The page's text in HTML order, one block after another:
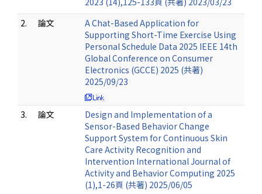
2.
論文
A Chat-Based Application for
Supporting Short-Time Exercise Using
Personal Schedule Data 2025 IEEE 14th
Global Conference on Consumer
Electronics (GCCE) 2025 (共著)
2025/09/23
3. 論文
Design and Implementation of a
Sensor-Based Behavior Change
Support System for Continuous Skin
Care Activity Recognition and
Intervention International Journal of
Activity and Behavior Computing 2025
(1),1-26頁 (共著) 2025/06/05